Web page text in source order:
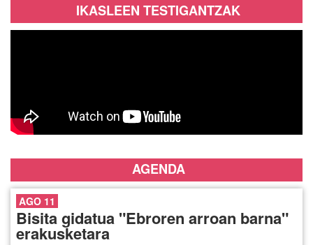
IKASLEEN TESTIGANTZAK
AGENDA
AGO 11
Bisita gidatua "Ebroren arroan barna"
erakusketara